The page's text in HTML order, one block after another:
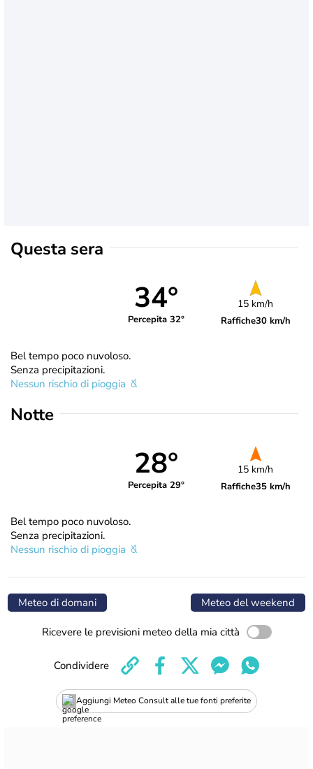
Questa sera
34°
Percepita 32°
15 km/h
Raffiche30 km/h
Bel tempo poco nuvoloso.
Senza precipitazioni.
Nessun rischio di pioggia
Notte
28°
Percepita 29°
15 km/h
Raffiche35 km/h
Bel tempo poco nuvoloso.
Senza precipitazioni.
Nessun rischio di pioggia
Meteo di domani Meteo del weekend
Ricevere le previsioni meteo della mia città
Aggiungi Meteo Consult alle tue fonti preferite
Condividere